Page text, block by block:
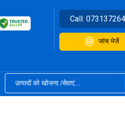
Call:
जांच भेजें